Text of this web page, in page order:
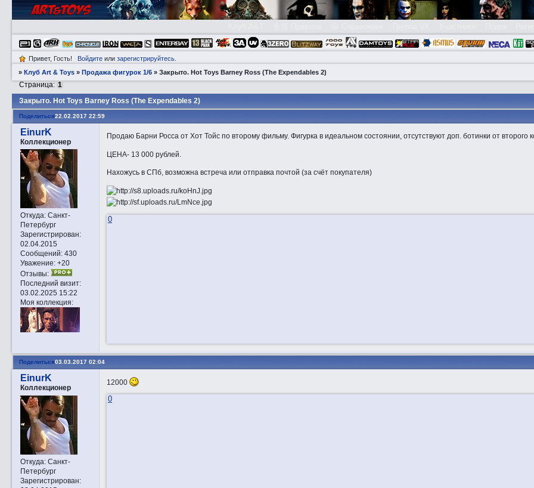
Привет, Гость! Войдитеили зарегистрируйтесь.
»Клуб Art & Toys »Продажа фигурок 1/6 »Закрытo. Hot Toys Barney Ross (The Expendables 2)
Закрытo. Hot Toys Barney Ross (The Expendables 2)
Страница: 1
Поделиться22.02.2017 22:59
EinurK
Коллекционер
Откуда:Санкт-
Петербург
Зарегистрирован:
02.04.2015
Сообщений:430
Уважение: +20
Отзывы:
Последний визит:
03.02.2025 15:22
Моя коллекция:
Продаю Барни Росса от Хот Тойс по второму фильму. Фигурка в идеальном состоянии, отсутствуют доп. ботинки от второго
ЦЕНА- 13 000 рублей.
Нахожусь в СПб, возможна встреча или отправка почтой (за счёт покупателя)
0
Поделиться03.03.2017 02:04
EinurK
Коллекционер
Откуда:Санкт-
Петербург
Зарегистрирован:
12000
0